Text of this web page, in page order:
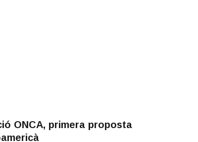
ONCA, primera proposta